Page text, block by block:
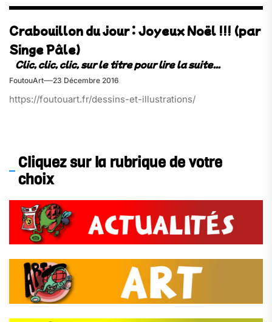
Crabouillon du jour : Joyeux Noël !!! (par
Singe Pâle)
FoutouArt 23 Décembre 2016
https://foutouart.fr/dessins-et-illustrations/
Cliquez sur la rubrique de votre
choix